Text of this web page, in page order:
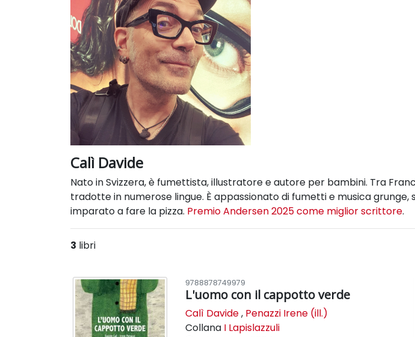
Calì Davide
Nato in Svizzera, è fumettista, illustratore e autore per bambini. Tra
tradotte in numerose lingue. È appassionato di fumetti e musica
imparato a fare la pizza. Premio Andersen 2025 come miglior scrittore.
3 libri
9788878749979
L'uomo con il cappotto verde
Calì Davide, Penazzi Irene (ill.)
Collana I Lapislazzuli